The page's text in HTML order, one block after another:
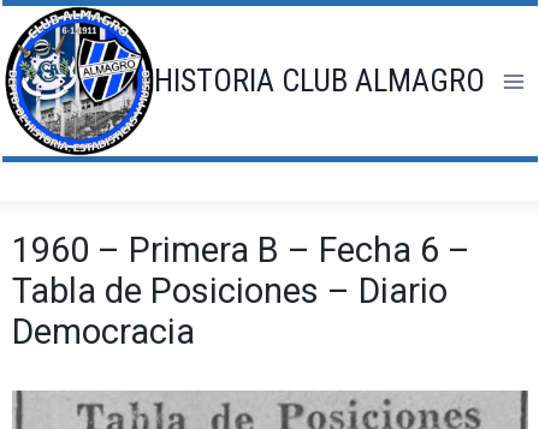
Saltar
al
contenido
HISTORIA CLUB ALMAGRO
1960 – Primera B – Fecha 6 –
Tabla de Posiciones – Diario
Democracia